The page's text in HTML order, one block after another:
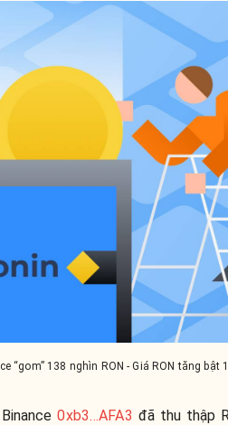
“gom” 138 nghìn RON - Giá RON tăng bật
0xb3…AFA3 đã thu thập